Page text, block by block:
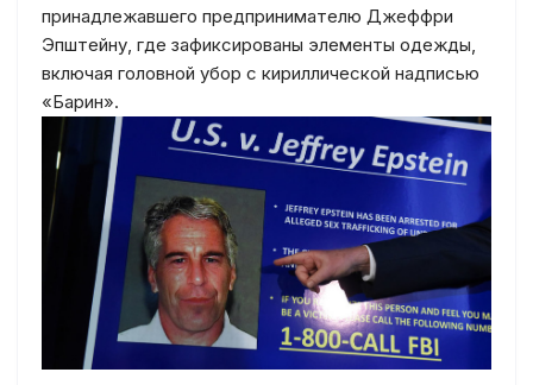
принадлежавшего предпринимателю Джеффри
Эпштейну, где зафиксированы элементы одежды,
включая головной убор с кириллической надписью
«Барин».